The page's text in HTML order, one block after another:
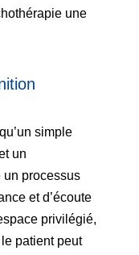
une
simple
un
un processus
et d’écoute
privilégié,
patient peut